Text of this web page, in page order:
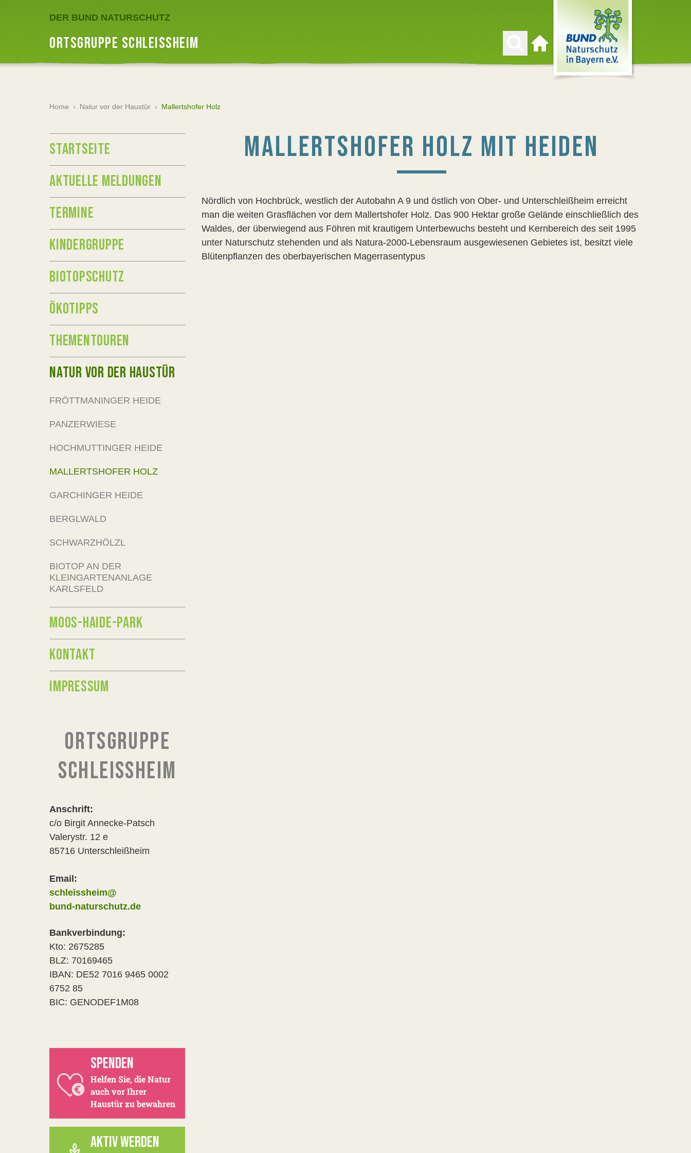
DER BUND NATURSCHUTZ
ORTSGRUPPE SCHLEISSHEIM
Zur Startseite
Home › Natur vor der Haustür › Mallertshofer Holz
MALLERTSHOFER HOLZ MIT HEIDEN
Nördlich von Hochbrück, westlich der Autobahn A 9 und östlich von Ober- und Unterschleißheim erreicht
man die weiten Grasflächen vor dem Mallertshofer Holz. Das 900 Hektar große Gelände einschließlich des
Waldes, der überwiegend aus Föhren mit krautigem Unterbewuchs besteht und Kernbereich des seit 1995
unter Naturschutz stehenden und als Natura-2000-Lebensraum ausgewiesenen Gebietes ist, besitzt viele
Blütenpflanzen des oberbayerischen Magerrasentypus
STARTSEITE
AKTUELLE MELDUNGEN
TERMINE
KINDERGRUPPE
BIOTOPSCHUTZ
ÖKOTIPPS
THEMENTOUREN
NATUR VOR DER HAUSTÜR
FRÖTTMANINGER HEIDE
PANZERWIESE
HOCHMUTTINGER HEIDE
MALLERTSHOFER HOLZ
GARCHINGER HEIDE
BERGLWALD
SCHWARZHÖLZL
BIOTOP AN DER
KLEINGARTENANLAGE
KARLSFELD
MOOS-HAIDE-PARK
KONTAKT
IMPRESSUM
ORTSGRUPPE
SCHLEISSHEIM
Anschrift:
c/o Birgit Annecke-Patsch
Valerystr. 12 e
85716 Unterschleißheim
Email:
schleissheim@
bund-naturschutz.de
Bankverbindung:
Kto: 2675285
BLZ: 70169465
IBAN: DE52 7016 9465 0002
6752 85
BIC: GENODEF1M08
SPENDEN
Helfen Sie, die Natur
auch vor Ihrer
Haustür zu bewahren
AKTIV WERDEN